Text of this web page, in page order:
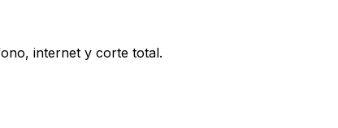
internet y corte total.